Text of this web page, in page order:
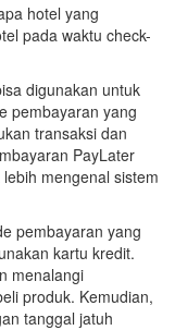
hotel yang
pada waktu check-
digunakan untuk
pembayaran yang
transaksi dan
PayLater
mengenal sistem
pembayaran yang
kartu kredit.
menalangi
produk. Kemudian,
tanggal jatuh